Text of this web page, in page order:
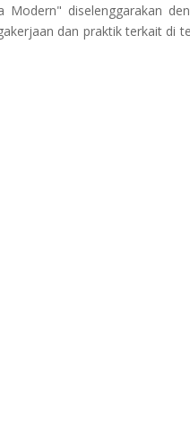
Modern" diselenggarakan
dan praktik terkait di